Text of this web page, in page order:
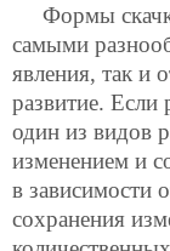
Формы
самыми
явления, так и
развитие. Если
один из видов
изменением и
в зависимости
сохранения